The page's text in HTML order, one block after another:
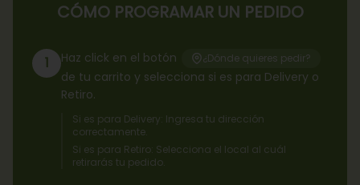
CÓMO PROGRAMAR UN PEDIDO
1 Haz click en el botón ¿Dónde quieres pedir?
de tu carrito y selecciona si es para Delivery o
Retiro.
Si es para Delivery: Ingresa tu dirección
correctamente.
Si es para Retiro: Selecciona el local al cuál
retirarás tu pedido.